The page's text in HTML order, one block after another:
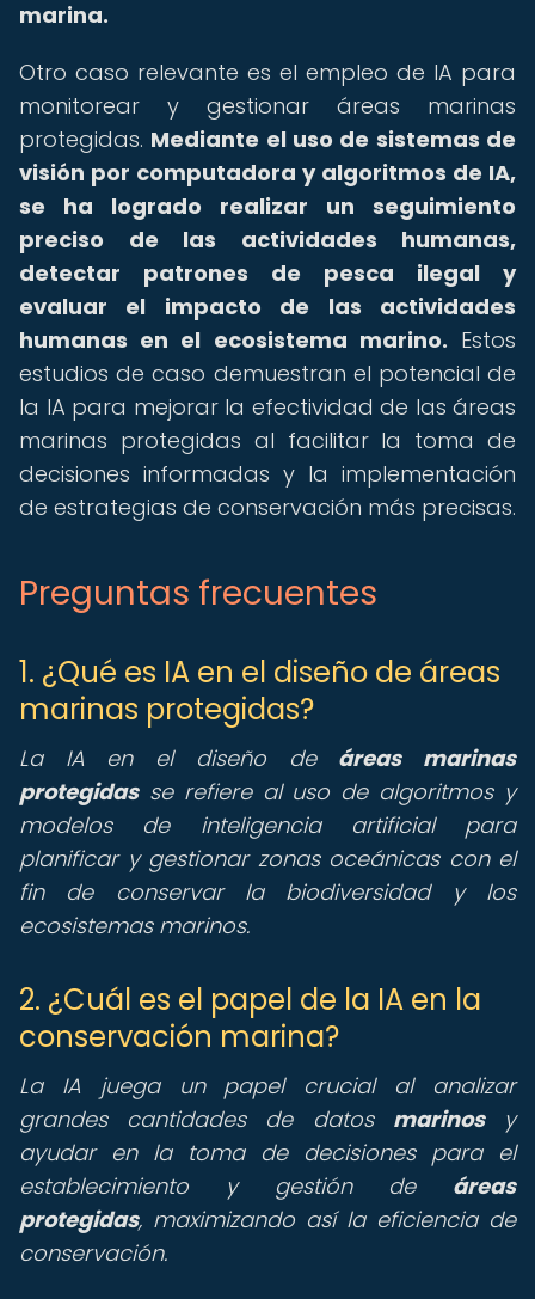
marina.
Otro caso relevante es el empleo de IA para
monitorear y gestionar áreas marinas
protegidas. Mediante el uso de sistemas de
visión por computadora y algoritmos de IA,
se ha logrado realizar un seguimiento
preciso de las actividades humanas,
detectar patrones de pesca ilegal y
evaluar el impacto de las actividades
humanas en el ecosistema marino. Estos
estudios de caso demuestran el potencial de
la IA para mejorar la efectividad de las áreas
marinas protegidas al facilitar la toma de
decisiones informadas y la implementación
de estrategias de conservación más precisas.
Preguntas frecuentes
1. ¿Qué es IA en el diseño de áreas
marinas protegidas?
La IA en el diseño de áreas marinas
protegidasse refiere al uso de algoritmos y
modelos de inteligencia artificial para
planificar y gestionar zonas oceánicas con el
fin de conservar la biodiversidad y los
ecosistemas marinos.
2. ¿Cuál es el papel de la IA en la
conservación marina?
La IA juega un papel crucial al analizar
grandes cantidades de datos marinosy
ayudar en la toma de decisiones para el
establecimiento y gestión de áreas
protegidas, maximizando así la eficiencia de
conservación.